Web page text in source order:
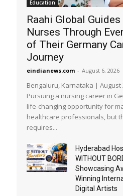
Education
Raahi Global
Nurses Through
of Their Germany
Journey
eindianews.com - August 6, 2026
Bengaluru, Karnataka | August
Pursuing a nursing career in
life-changing opportunity for
healthcare professionals, but
requires...
Hyderabad
WITHOUT
Showcasing
Winning
Digital Artists